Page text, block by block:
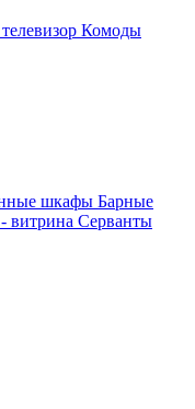
Комоды
шкафы Барные
витрина Серванты